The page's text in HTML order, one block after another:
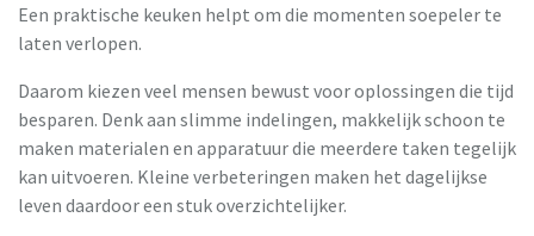
Een praktische keuken helpt om die momenten soepeler te
laten verlopen.
Daarom kiezen veel mensen bewust voor oplossingen die tijd
besparen. Denk aan slimme indelingen, makkelijk schoon te
maken materialen en apparatuur die meerdere taken tegelijk
kan uitvoeren. Kleine verbeteringen maken het dagelijkse
leven daardoor een stuk overzichtelijker.